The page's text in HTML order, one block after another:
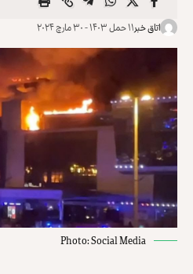
اتاق خبر۱۱ حمل ۱۴۰۳ - ۳۰ مارچ ۲۰۲۴
Photo: Social Media